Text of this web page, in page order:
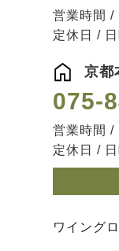
営業時間 /
定休日 /
京都
075-
営業時間 /
定休日 /
ワイング